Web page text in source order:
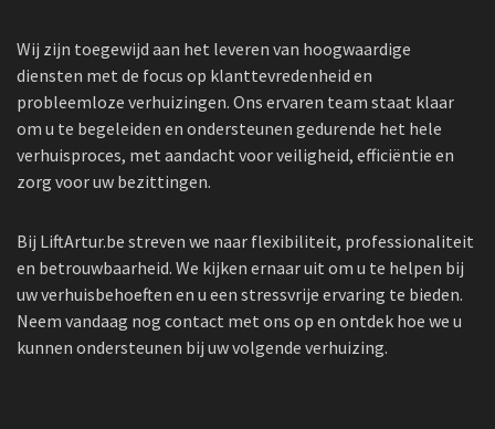
Wij zijn toegewijd aan het leveren van hoogwaardige
diensten met de focus op klanttevredenheid en
probleemloze verhuizingen. Ons ervaren team staat klaar
om u te begeleiden en ondersteunen gedurende het hele
verhuisproces, met aandacht voor veiligheid, efficiëntie en
zorg voor uw bezittingen.
Bij LiftArtur.be streven we naar flexibiliteit, professionaliteit
en betrouwbaarheid. We kijken ernaar uit om u te helpen bij
uw verhuisbehoeften en u een stressvrije ervaring te bieden.
Neem vandaag nog contact met ons op en ontdek hoe we u
kunnen ondersteunen bij uw volgende verhuizing.